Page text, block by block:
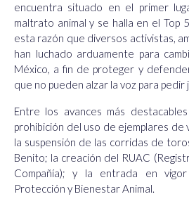
encuentra situado en el primer
maltrato animal y se halla en el Top
esta razón que diversos activistas,
han luchado arduamente para
México, a fin de proteger y
que no pueden alzar la voz para pedir
Entre los avances más
prohibición del uso de ejemplares de
la suspensión de las corridas de
Benito; la creación del RUAC
Compañía); y la entrada en
Protección y Bienestar Animal.